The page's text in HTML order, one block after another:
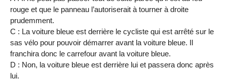
rouge et que le panneau l’autoriserait à tourner à droite
prudemment.
C : La voiture bleue est derrière le cycliste qui est arrêté sur le
sas vélo pour pouvoir démarrer avant la voiture bleue. Il
franchira donc le carrefour avant la voiture bleue.
D : Non, la voiture bleue est derrière lui et passera donc après
lui.